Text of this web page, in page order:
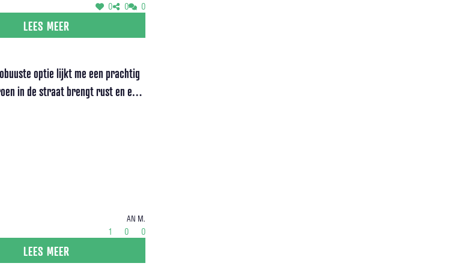
0 0 0
LEES MEER
optie lijkt me een prachtig
in de straat brengt rust en een
An M.
1 0 0
LEES MEER